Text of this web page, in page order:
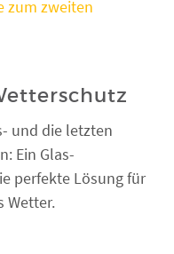
zum zweiten
und die letzten
Ein Glas-
perfekte Lösung für
Wetter.